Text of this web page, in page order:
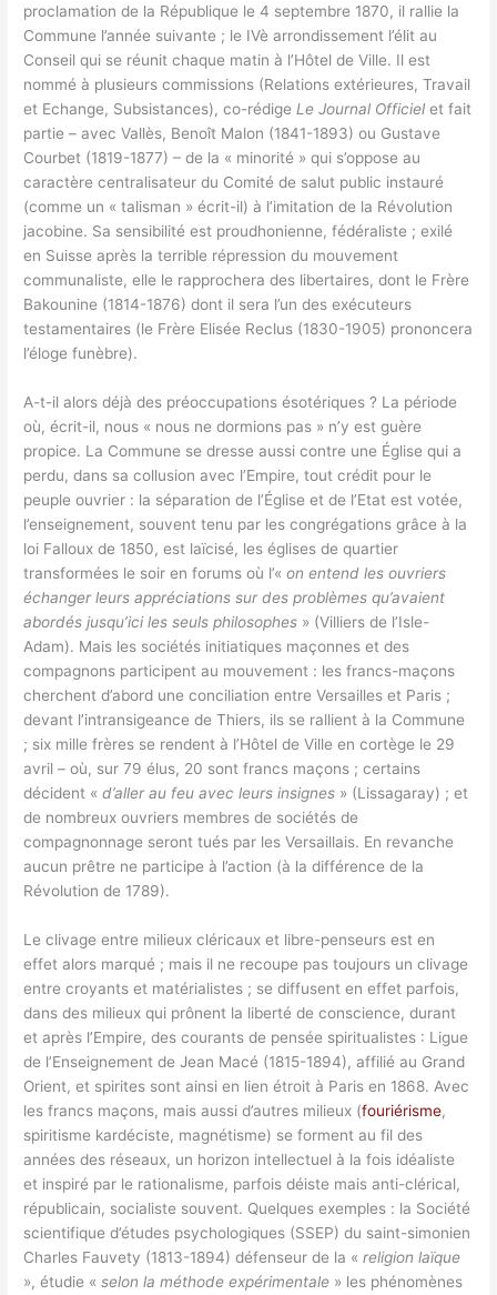
proclamation de la République le 4 septembre 1870, il rallie la
Commune l’année suivante ; le IVè arrondissement l’élit au
Conseil qui se réunit chaque matin à l’Hôtel de Ville. Il est
nommé à plusieurs commissions (Relations extérieures, Travail
et Echange, Subsistances), co-rédige Le Journal Officiel et fait
partie – avec Vallès, Benoît Malon (1841-1893) ou Gustave
Courbet (1819-1877) – de la « minorité » qui s’oppose au
caractère centralisateur du Comité de salut public instauré
(comme un « talisman » écrit-il) à l’imitation de la Révolution
jacobine. Sa sensibilité est proudhonienne, fédéraliste ; exilé
en Suisse après la terrible répression du mouvement
communaliste, elle le rapprochera des libertaires, dont le Frère
Bakounine (1814-1876) dont il sera l’un des exécuteurs
testamentaires (le Frère Elisée Reclus (1830-1905) prononcera
l’éloge funèbre).
A-t-il alors déjà des préoccupations ésotériques ? La période
où, écrit-il, nous « nous ne dormions pas » n’y est guère
propice. La Commune se dresse aussi contre une Église qui a
perdu, dans sa collusion avec l’Empire, tout crédit pour le
peuple ouvrier : la séparation de l’Église et de l’Etat est votée,
l’enseignement, souvent tenu par les congrégations grâce à la
loi Falloux de 1850, est laïcisé, les églises de quartier
transformées le soir en forums où l’« on entend les ouvriers
échanger leurs appréciations sur des problèmes qu’avaient
abordés jusqu’ici les seuls philosophes » (Villiers de l’Isle-
Adam). Mais les sociétés initiatiques maçonnes et des
compagnons participent au mouvement : les francs-maçons
cherchent d’abord une conciliation entre Versailles et Paris ;
devant l’intransigeance de Thiers, ils se rallient à la Commune
; six mille frères se rendent à l’Hôtel de Ville en cortège le 29
avril – où, sur 79 élus, 20 sont francs maçons ; certains
décident «d’aller au feu avec leurs insignes » (Lissagaray) ; et
de nombreux ouvriers membres de sociétés de
compagnonnage seront tués par les Versaillais. En revanche
aucun prêtre ne participe à l’action (à la différence de la
Révolution de 1789).
Le clivage entre milieux cléricaux et libre-penseurs est en
effet alors marqué ; mais il ne recoupe pas toujours un clivage
entre croyants et matérialistes ; se diffusent en effet parfois,
dans des milieux qui prônent la liberté de conscience, durant
et après l’Empire, des courants de pensée spiritualistes : Ligue
de l’Enseignement de Jean Macé (1815-1894), affilié au Grand
Orient, et spirites sont ainsi en lien étroit à Paris en 1868. Avec
les francs maçons, mais aussi d’autres milieux (fouriérisme,
spiritisme kardéciste, magnétisme) se forment au fil des
années des réseaux, un horizon intellectuel à la fois idéaliste
et inspiré par le rationalisme, parfois déiste mais anti-clérical,
républicain, socialiste souvent. Quelques exemples : la Société
scientifique d’études psychologiques (SSEP) du saint-simonien
Charles Fauvety (1813-1894) défenseur de la «religion laïque
», étudie «selon la méthode expérimentale » les phénomènes